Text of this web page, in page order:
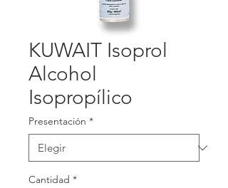
KUWAIT Isoprol
Alcohol
Isopropílico
Presentación *
Cantidad *